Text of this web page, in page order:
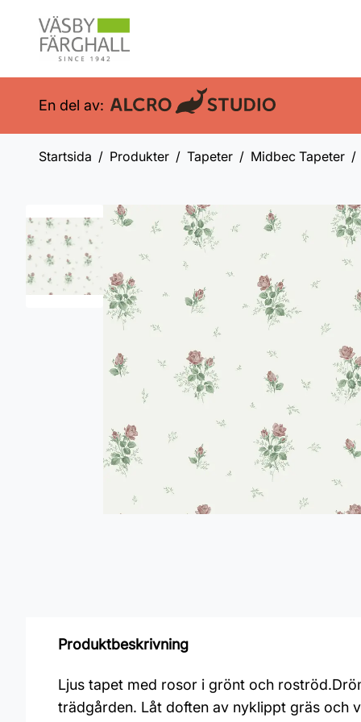
En del av:
Startsida Produkter Tapeter Midbec Tapeter
Produktbeskrivning
Ljus tapet med rosor i grönt och
trädgården. Låt doften av nyklippt gräs och